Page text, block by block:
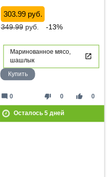
303.99 руб.
349.99руб. -13%
Маринованное мясо,
шашлык
Купить
thumb_down 0 thumb_up 0
mode_comment 0
Осталось 5дней